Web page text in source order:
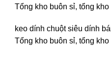
Tổng kho buôn sỉ, tổng
keo dính chuột siêu dính
Tổng kho buôn sỉ, tổng